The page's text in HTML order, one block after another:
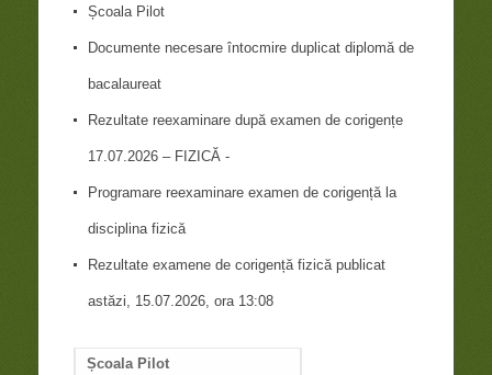
Școala Pilot
Documente necesare întocmire duplicat diplomă de
bacalaureat
Rezultate reexaminare după examen de corigențe
17.07.2026 – FIZICĂ -
Programare reexaminare examen de corigență la
disciplina fizică
Rezultate examene de corigență fizică publicat
astăzi, 15.07.2026, ora 13:08
Școala Pilot